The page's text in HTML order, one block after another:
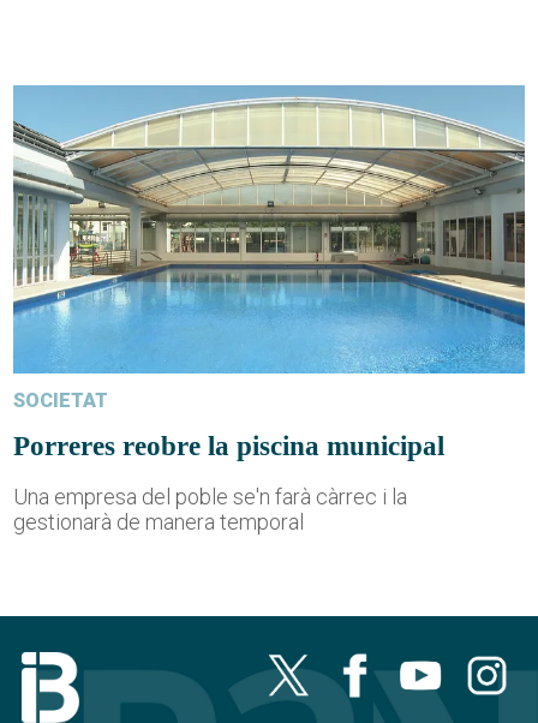
SOCIETAT
Porreres reobre la piscina municipal
Una empresa del poble se'n farà càrrec i la
gestionarà de manera temporal